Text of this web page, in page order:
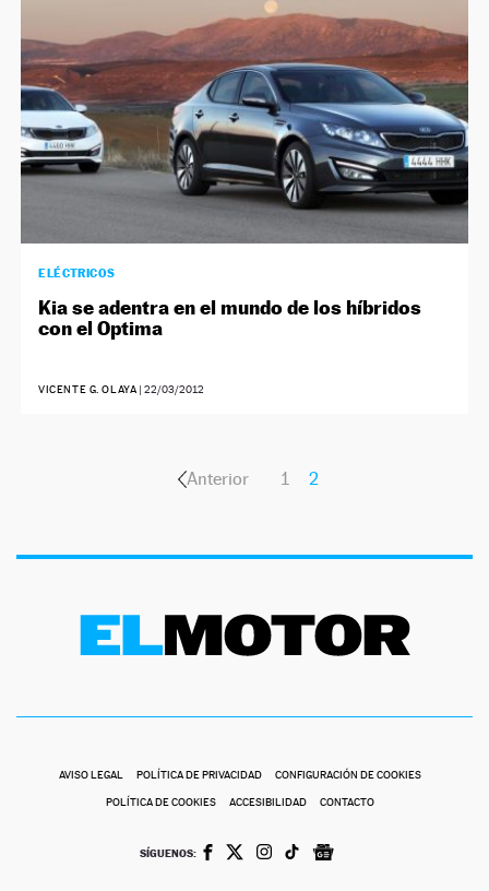
ELÉCTRICOS
Kia se adentra en el mundo de los híbridos
con el Optima
VICENTE G. OLAYA |22/03/2012
Anterior 1 2
AVISO LEGAL POLÍTICA DE PRIVACIDAD CONFIGURACIÓN DE COOKIES
POLÍTICA DE COOKIES ACCESIBILIDAD CONTACTO
SÍGUENOS: